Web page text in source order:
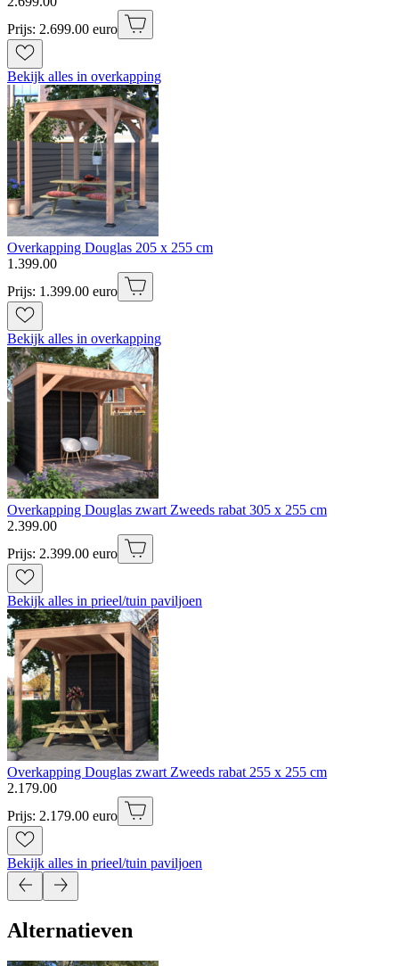
Prijs: 2.699.00 euro
Bekijk alles in overkapping
Overkapping Douglas 205 x 255 cm
1 .399.00
Prijs: 1.399.00 euro
Bekijk alles in overkapping
Overkapping Douglas zwart Zweeds rabat 305 x 255 cm
2.399.00
Prijs: 2.399.00 euro
Bekijk alles in prieel/tuin paviljoen
Overkapping Douglas zwart Zweeds rabat 255 x 255 cm
2.179.00
Prijs: 2.179.00 euro
Bekijk alles in prieel/tuin paviljoen
Alternatieven